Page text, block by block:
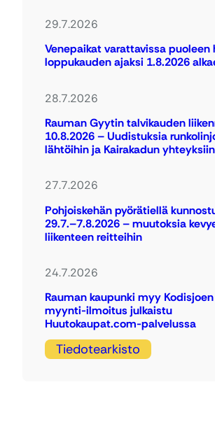
29.7.2026
Venepaikat varattavissa puoleen
loppukauden ajaksi 1.8.2026
28.7.2026
Rauman Gyytin talvikauden
10.8.2026 – Uudistuksia
lähtöihin ja Kairakadun yhteyksiin
27.7.2026
Pohjoiskehän pyörätiellä
29.7.–7.8.2026 – muutoksia
liikenteen reitteihin
24.7.2026
Rauman kaupunki myy
myynti-ilmoitus julkaistu
Huutokaupat.com-palvelussa
Tiedotearkisto